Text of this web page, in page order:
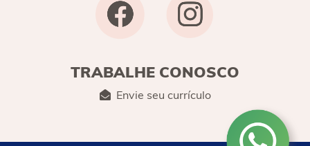
TRABALHE CONOSCO
Envie seu currículo